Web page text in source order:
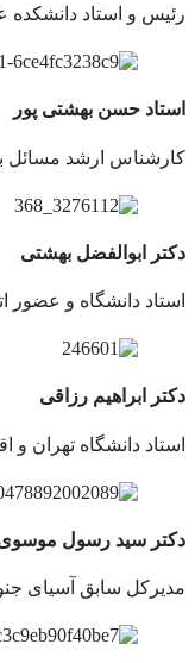
رئیس و استاد دانشکده
استاد حسن بهشتی پور
کارشناس ارشد مسائل
دکتر ابوالفضل بهشتی
استاد دانشگاه و عضور
دکتر ابراهیم رزاقی
استاد دانشگاه تهران و
دکتر سید رسول
مدیرکل سابق آسیای